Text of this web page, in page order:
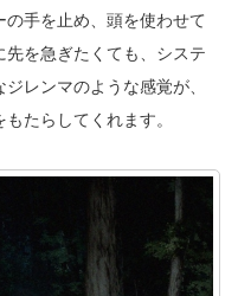
手を止め、頭を使わせて
を急ぎたくても、システ
レンマのような感覚が、
たらしてくれます。